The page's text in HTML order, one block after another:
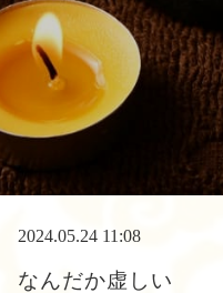
2024.05.24 11:08
なんだか虚しい